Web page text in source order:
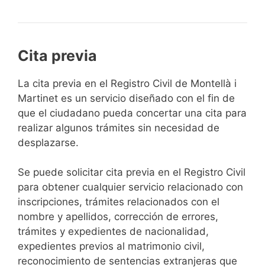
Cita previa
​​​​​​​​​​​​​​​​​​​​​​​​​​​​La cita previa en el Registro Civil de Montellà i
Martinet es un servicio diseñado con el fin de
que el ciudadano pueda concertar una cita para
realizar algunos trámites sin necesidad de
desplazarse.​
Se puede solicitar cita previa en el Registro Civil
para obtener cualquier servicio relacionado con
inscripciones, trámites relacionados con el
nombre y apellidos, corrección de errores,
trámites y expedientes de nacionalidad,
expedientes previos al matrimonio civil,
reconocimiento de sentencias extranjeras que